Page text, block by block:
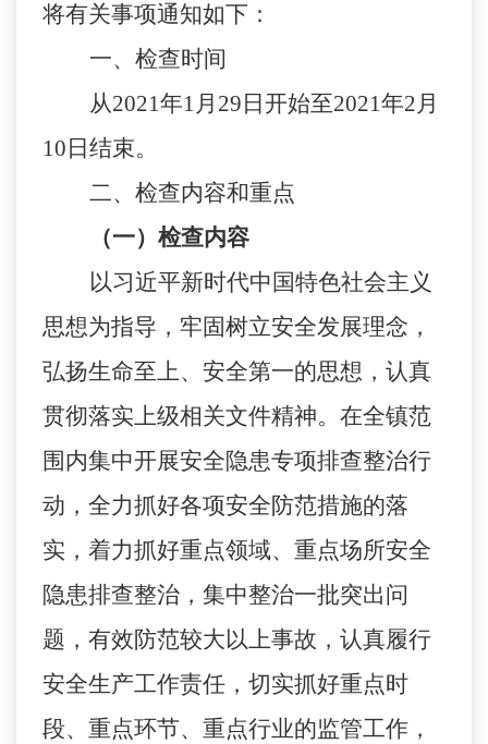
将有关事项通知如下：
一、检查时间
从2021年1月29日开始至2021年2月
10日 结束。
二、检查内容和重点
（一）检查内容
以习近平新时代中国特色社会主义
思想为指导，牢固树立安全发展理念，
弘扬生命至上、安全第一的思想，认真
贯彻落实上级相关文件精神。在全镇范
围内集中开展安全隐患专项排查整治行
动，全力抓好各项安全防范措施的落
实，着力抓好重点领域、重点场所安全
隐患排查整治，集中整治一批突出问
题，有效防范较大以上事故，认真履行
安全生产工作责任，切实抓好重点时
段、重点环节、重点行业的监管工作，